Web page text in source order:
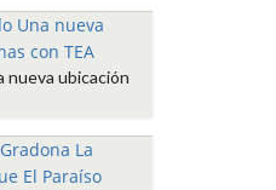
nueva ubicación